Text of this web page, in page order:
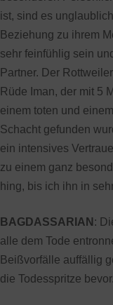
ist, sind es
Beziehung zu ihrem
sehr feinfühlig sein
Partner. Der
Rüde Iman, der mit 5
einem toten und
Schacht gefunden
ein intensives
zu einem ganz
hing, bis ich ihn in
BAGDASSARIAN :
alle dem Tode
Beißvorfälle auffällig
die Todesspritze bevor.